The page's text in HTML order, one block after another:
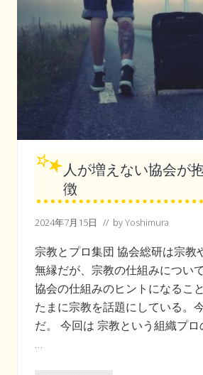
人が増えない協会が
徴
2024年7月15日 // byYoshimura
宗教とプロ集団 協会総研は宗教
無縁だが、宗教の仕組みについ
協会の仕組みのヒントになるこ
たまに宗教を話題にしている。
だ。 今回は 宗教という組織プ
…